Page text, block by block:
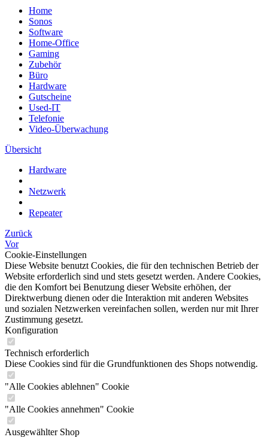
Home
Sonos
Software
Home-Office
Gaming
Zubehör
Büro
Hardware
Gutscheine
Used-IT
Telefonie
Video-Überwachung
Übersicht
Hardware
Netzwerk
Repeater
Zurück
Vor
Cookie-Einstellungen
Diese Website benutzt Cookies, die für den technischen Betrieb der
Website erforderlich sind und stets gesetzt werden. Andere Cookies,
die den Komfort bei Benutzung dieser Website erhöhen, der
Direktwerbung dienen oder die Interaktion mit anderen Websites
und sozialen Netzwerken vereinfachen sollen, werden nur mit Ihrer
Zustimmung gesetzt.
Konfiguration
Technisch erforderlich
Diese Cookies sind für die Grundfunktionen des Shops notwendig.
"Alle Cookies ablehnen" Cookie
"Alle Cookies annehmen" Cookie
Ausgewählter Shop